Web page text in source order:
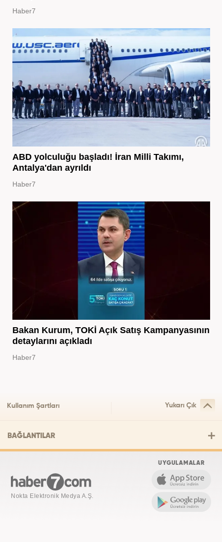
Haber7
ABD yolculuğu başladı! İran Milli Takımı,
Antalya'dan ayrıldı
Haber7
Bakan Kurum, TOKİ Açık Satış Kampanyasının
detaylarını açıkladı
Haber7
Kullanım Şartları Yukarı Çık
BAĞLANTILAR
Nokta Elektronik Medya A.Ş.
UYGULAMALAR